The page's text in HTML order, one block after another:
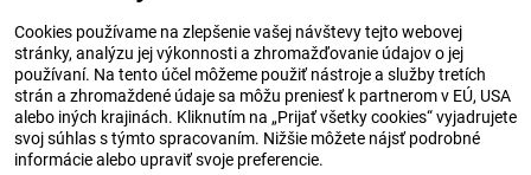
Cookies používame na zlepšenie vašej návštevy tejto webovej
stránky, analýzu jej výkonnosti a zhromažďovanie údajov o jej
používaní. Na tento účel môžeme použiť nástroje a služby tretích
strán a zhromaždené údaje sa môžu preniesť k partnerom v EÚ, USA
alebo iných krajinách. Kliknutím na „Prijať všetky cookies“ vyjadrujete
svoj súhlas s týmto spracovaním. Nižšie môžete nájsť podrobné
informácie alebo upraviť svoje preferencie.